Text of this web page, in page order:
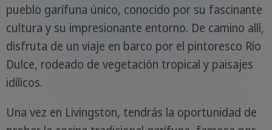
pueblo garífuna único, conocido por su fascinante
cultura y su impresionante entorno. De camino allí,
disfruta de un viaje en barco por el pintoresco Río
Dulce, rodeado de vegetación tropical y paisajes
idílicos.
Una vez en Livingston, tendrás la oportunidad de